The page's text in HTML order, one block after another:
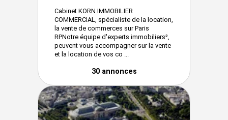
Cabinet KORN IMMOBILIER
COMMERCIAL, spécialiste de la location,
la vente de commerces sur Paris
RPNotre équipe d'experts immobiliers²,
peuvent vous accompagner sur la vente
et la location de vos co ...
30 annonces